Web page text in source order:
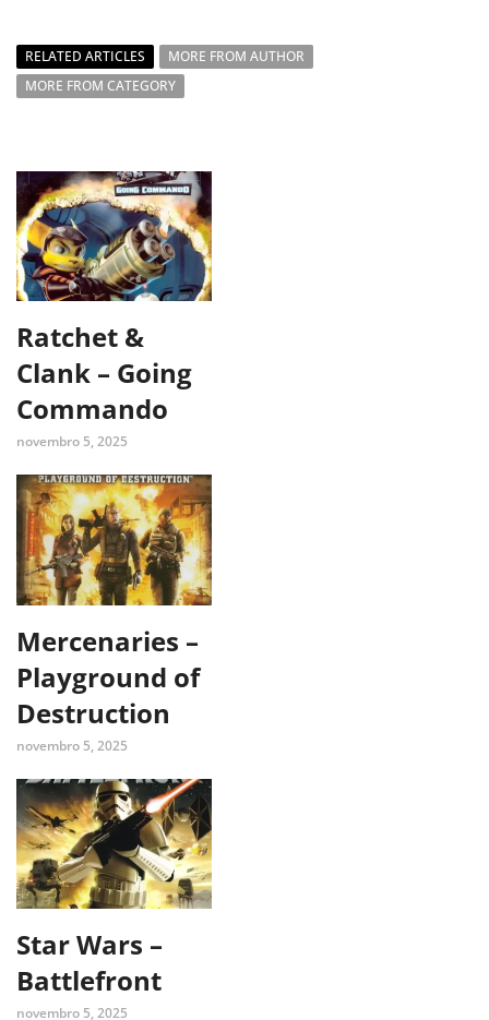
RELATED ARTICLES
MORE FROM AUTHOR
MORE FROM CATEGORY
Ratchet &
Clank – Going
Commando
novembro 5, 2025
Mercenaries –
Playground of
Destruction
novembro 5, 2025
Star Wars –
Battlefront
novembro 5, 2025